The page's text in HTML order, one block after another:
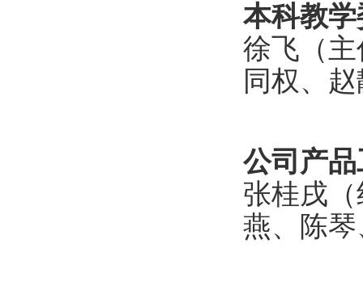
本科教
徐飞（
同权、
公司产
张桂戌
燕、陈